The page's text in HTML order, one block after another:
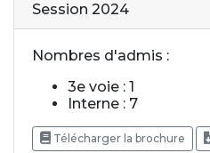
Session 2024
Nombres d'admis :
3e voie : 1
Interne : 7
Télécharger la brochure